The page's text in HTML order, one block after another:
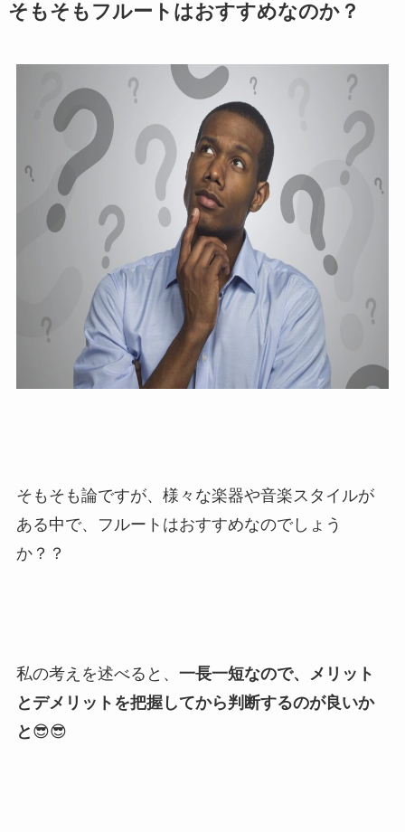
そもそもフルートはおすすめなのか？
そもそも論ですが、様々な楽器や音楽スタイルが
ある中で、フルートはおすすめなのでしょう
か？？
私の考えを述べると、 一長一短なので、メリット
と デメリットを把握してから判断するのが良いか
と 😎😎